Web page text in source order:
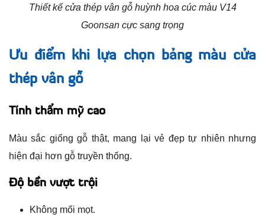
Thiết kế cửa thép vân gỗ huỳnh hoa cúc màu V14
Goonsan cực sang trọng
Ưu điểm khi lựa chọn bảng màu cửa
thép vân gỗ
Tính thẩm mỹ cao
Màu sắc giống gỗ thật, mang lại vẻ đẹp tự nhiên nhưng
hiện đại hơn gỗ truyền thống.
Độ bền vượt trội
Không mối mọt.